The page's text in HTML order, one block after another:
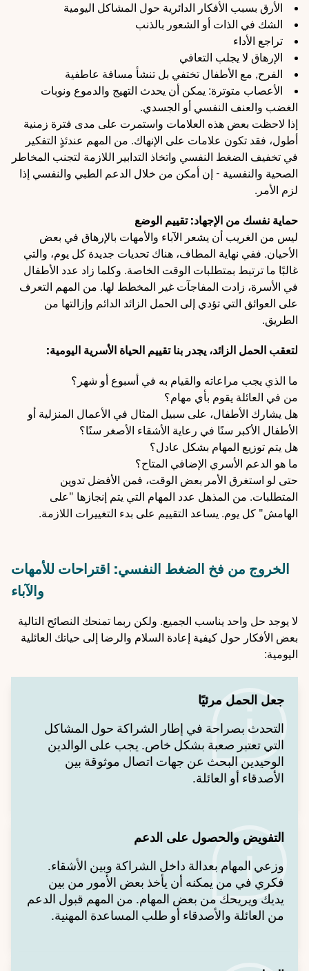
الأرق بسبب الأفكار الدائرية حول المشاكل اليومية
الشك في الذات أو الشعور بالذنب
تراجع الأداء
الإرهاق لا يجلب التعافي
الفرح, مع الأطفال تختفي بل تنشأ مسافة عاطفية
الأعصاب متوترة: يمكن أن يحدث التهيج والدموع ونوبات
الغضب والعنف النفسي أو الجسدي.
إذا لاحظت بعض هذه العلامات واستمرت على مدى فترة زمنية
أطول، فقد تكون علامات على الإنهاك. من المهم عندئذٍ التفكير
في تخفيف الضغط النفسي واتخاذ التدابير اللازمة لتجنب المخاطر
الصحية والنفسية - إن أمكن من خلال الدعم الطبي والنفسي إذا
لزم الأمر.
حماية نفسك من الإجهاد: تقييم الوضع
ليس من الغريب أن يشعر الآباء والأمهات بالإرهاق في بعض
الأحيان. ففي نهاية المطاف، هناك تحديات جديدة كل يوم، والتي
غالبًا ما ترتبط بمتطلبات الوقت الخاصة. وكلما زاد عدد الأطفال
في الأسرة، زادت المفاجآت غير المخطط لها. من المهم التعرف
على العوائق التي تؤدي إلى الحمل الزائد الدائم وإزالتها من
الطريق.
لتعقب الحمل الزائد، يجدر بنا تقييم الحياة الأسرية اليومية:
ما الذي يجب مراعاته والقيام به في أسبوع أو شهر؟
من في العائلة يقوم بأي مهام؟
هل يشارك الأطفال، على سبيل المثال في الأعمال المنزلية أو
الأطفال الأكبر سنًا في رعاية الأشقاء الأصغر سنًا؟
هل يتم توزيع المهام بشكل عادل؟
ما هو الدعم الأسري الإضافي المتاح؟
حتى لو استغرق الأمر بعض الوقت، فمن الأفضل تدوين
المتطلبات. من المذهل عدد المهام التي يتم إنجازها "على
الهامش" كل يوم. يساعد التقييم على بدء التغييرات اللازمة.
الخروج من فخ الضغط النفسي: اقتراحات للأمهات
والآباء
لا يوجد حل واحد يناسب الجميع. ولكن ربما تمنحك النصائح التالية
بعض الأفكار حول كيفية إعادة السلام والرضا إلى حياتك العائلية
اليومية:
جعل الحمل مرئيًا
التحدث بصراحة في إطار الشراكة حول المشاكل
التي تعتبر صعبة بشكل خاص. يجب على الوالدين
الوحيدين البحث عن جهات اتصال موثوقة بين
الأصدقاء أو العائلة.
التفويض والحصول على الدعم
وزعي المهام بعدالة داخل الشراكة وبين الأشقاء.
فكري في من يمكنه أن يأخذ بعض الأمور من بين
يديك ويريحك من بعض المهام. من المهم قبول الدعم
من العائلة والأصدقاء أو طلب المساعدة المهنية.